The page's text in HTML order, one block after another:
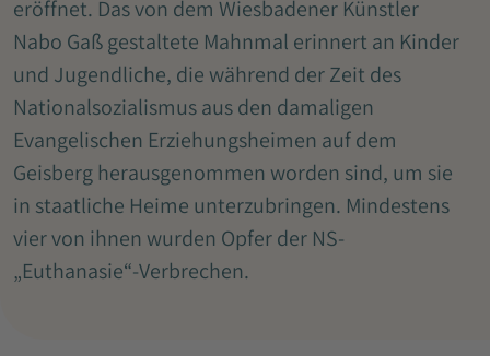
eröffnet. Das von dem Wiesbadener Künstler
Nabo Gaß gestaltete Mahnmal erinnert an Kinder
und Jugendliche, die während der Zeit des
Nationalsozialismus aus den damaligen
Evangelischen Erziehungsheimen auf dem
Geisberg herausgenommen worden sind, um sie
in staatliche Heime unterzubringen. Mindestens
vier von ihnen wurden Opfer der NS-
„Euthanasie“-Verbrechen.